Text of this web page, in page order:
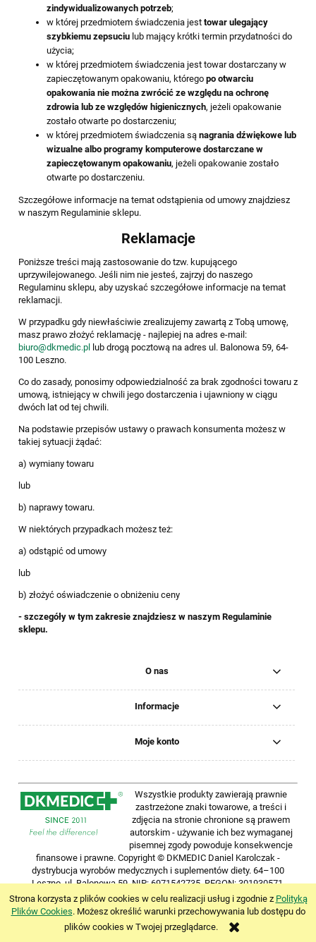
Strona korzysta z plików cookies w celu realizacji usług i zgodnie z Polityką
Plików Cookies. Możesz określić warunki przechowywania lub dostępu do
plików cookies w Twojej przeglądarce.
zindywidualizowanych potrzeb;
w której przedmiotem świadczenia jest towar ulegający
szybkiemu zepsuciu lub mający krótki termin przydatności do
użycia;
w której przedmiotem świadczenia jest towar dostarczany w
zapieczętowanym opakowaniu, którego po otwarciu
opakowania nie można zwrócić ze względu na ochronę
zdrowia lub ze względów higienicznych, jeżeli opakowanie
zostało otwarte po dostarczeniu;
w której przedmiotem świadczenia są nagrania dźwiękowe lub
wizualne albo programy komputerowe dostarczane w
zapieczętowanym opakowaniu, jeżeli opakowanie zostało
otwarte po dostarczeniu.
Szczegółowe informacje na temat odstąpienia od umowy znajdziesz
w naszym Regulaminie sklepu.
Reklamacje
Poniższe treści mają zastosowanie do tzw. kupującego
uprzywilejowanego. Jeśli nim nie jesteś, zajrzyj do naszego
Regulaminu sklepu, aby uzyskać szczegółowe informacje na temat
reklamacji.
W przypadku gdy niewłaściwie zrealizujemy zawartą z Tobą umowę,
masz prawo złożyć reklamację - najlepiej na adres e-mail:
biuro@dkmedic.pl lub drogą pocztową na adres ul. Balonowa 59, 64-
100 Leszno.
Co do zasady, ponosimy odpowiedzialność za brak zgodności towaru z
umową, istniejący w chwili jego dostarczenia i ujawniony w ciągu
dwóch lat od tej chwili.
Na podstawie przepisów ustawy o prawach konsumenta możesz w
takiej sytuacji żądać:
a) wymiany towaru
lub
b) naprawy towaru.
W niektórych przypadkach możesz też:
a) odstąpić od umowy
lub
b) złożyć oświadczenie o obniżeniu ceny
- szczegóły w tym zakresie znajdziesz w naszym Regulaminie
sklepu.
O nas
Informacje
Moje konto
Wszystkie produkty zawierają prawnie
zastrzeżone znaki towarowe, a treści i
zdjęcia na stronie chronione są prawem
autorskim - używanie ich bez wymaganej
pisemnej zgody powoduje konsekwencje
finansowe i prawne. Copyright © DKMEDIC Daniel Karolczak -
dystrybucja wyrobów medycznych i suplementów diety. 64–100
Leszno, ul. Balonowa 59, NIP: 6971542735, REGON: 301930571.
Wszelkie prawa zastrzeżone. Strona www wykonana przez
BITMASTERS.pl.
pokaż pełną wersję strony